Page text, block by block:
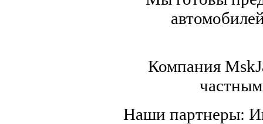
Компания
Наши партнеры: